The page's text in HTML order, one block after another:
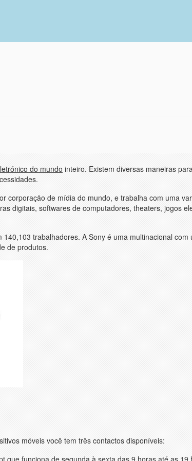
do mundo inteiro. Existem diversas maneiras
corporaçäo de mídia do mundo, e trabalha com uma
digitais, softwares de computadores, theaters, jogos
trabalhadores. A Sony é uma multinacional com
de produtos.
móveis você tem três contactos disponíveis: